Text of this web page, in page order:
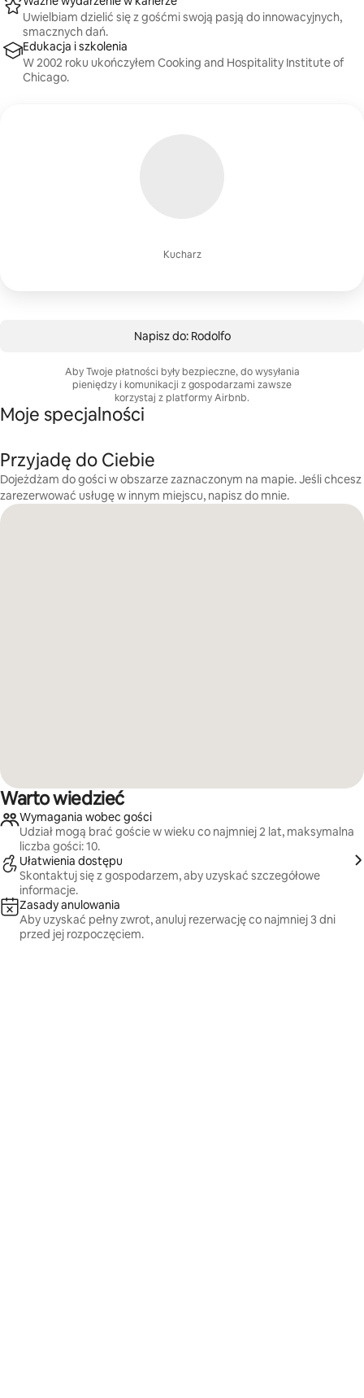
Kucharz
Uwielbiam dzielić się z gośćmi swoją pasją do innowacyjnych,
smacznych dań.
Edukacja i szkolenia
W 2002 roku ukończyłem Cooking and Hospitality Institute of
Chicago.
Napisz do: Rodolfo
Aby Twoje płatności były bezpieczne, do wysyłania
pieniędzy i komunikacji z gospodarzami zawsze
korzystaj z platformy Airbnb.
Moje specjalności
Przyjadę do Ciebie
Dojeżdżam do gości w obszarze zaznaczonym na mapie. Jeśli chcesz
zarezerwować usługę w innym miejscu, napisz do mnie.
Warto wiedzieć
Wymagania wobec gości
Udział mogą brać goście w wieku co najmniej 2 lat, maksymalna
liczba gości: 10.
Ułatwienia dostępu
Skontaktuj się z gospodarzem, aby uzyskać szczegółowe
informacje.
Zasady anulowania
Aby uzyskać pełny zwrot, anuluj rezerwację co najmniej 3 dni
przed jej rozpoczęciem.